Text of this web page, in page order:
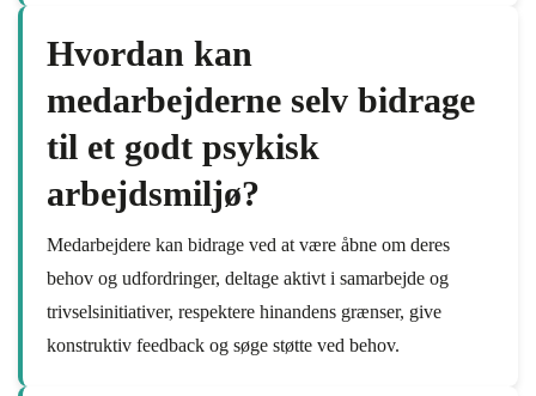
Hvordan kan
medarbejderne selv bidrage
til et godt psykisk
arbejdsmiljø?
Medarbejdere kan bidrage ved at være åbne om deres
behov og udfordringer, deltage aktivt i samarbejde og
trivselsinitiativer, respektere hinandens grænser, give
konstruktiv feedback og søge støtte ved behov.